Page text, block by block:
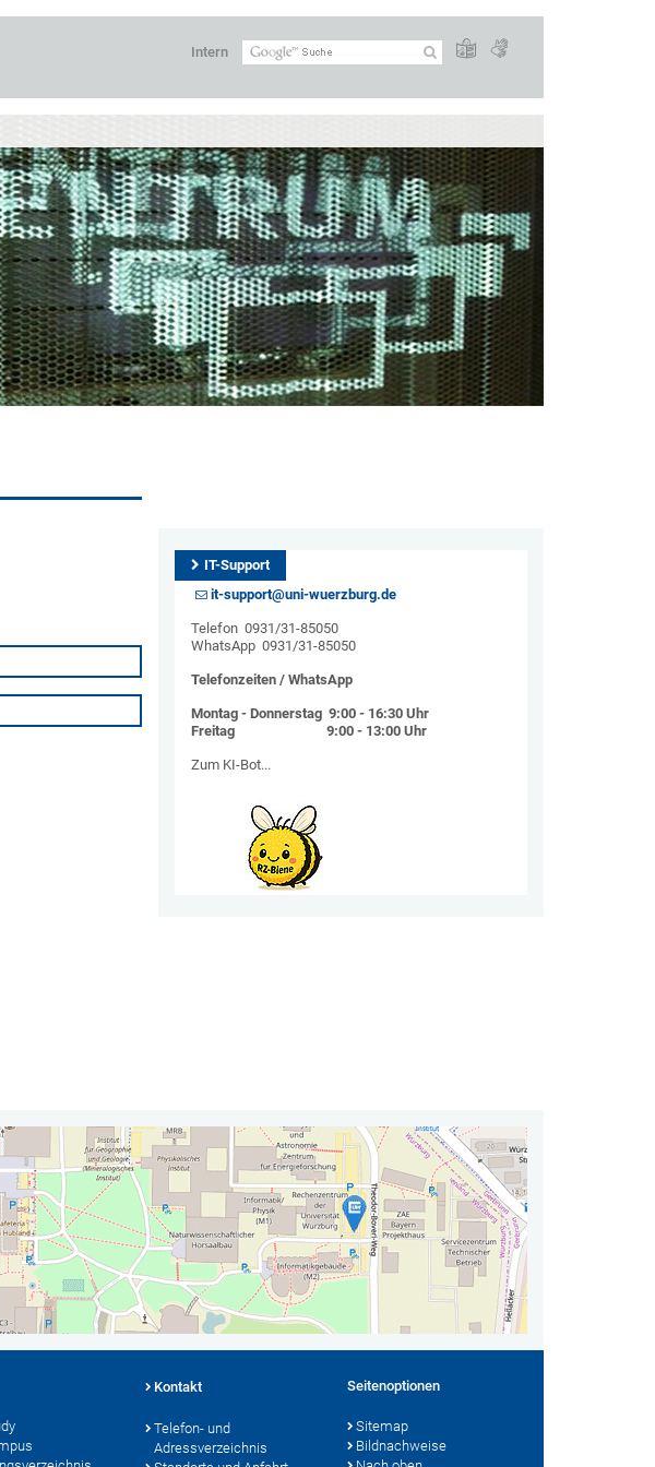
Intern
IT-Support
it-support@uni-wuerzburg.de
Telefon 0931/31-85050
WhatsApp 0931/31-85050
Telefonzeiten / WhatsApp
Montag - Donnerstag 9:00 - 16:30 Uhr
Freitag 9:00 - 13:00 Uhr
Zum KI-Bot...
Kontakt
Telefon- und
Adressverzeichnis
Seitenoptionen
Sitemap
Bildnachweise